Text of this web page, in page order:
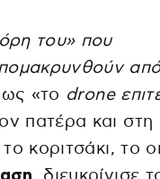
του» που
«το drone
πατέρα και στη
κοριτσάκι, το